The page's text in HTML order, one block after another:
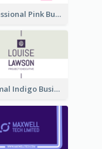
Professional Pink Business Card Design Idea
Minimal Indigo Business Card Design Idea